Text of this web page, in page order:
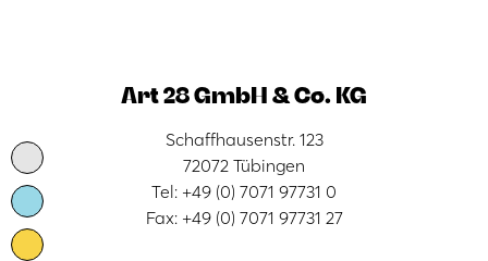
Art 28 GmbH & Co. KG
Schaffhausenstr. 123
72072 Tübingen
Tel: +49 (0) 7071 97731 0
Fax: +49 (0) 7071 97731 27